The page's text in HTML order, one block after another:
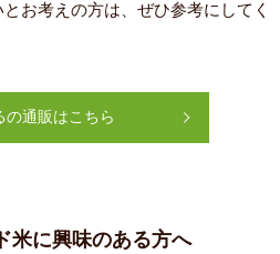
お考えの方は、ぜひ参考にしてく
の通販はこちら
米に興味のある方へ